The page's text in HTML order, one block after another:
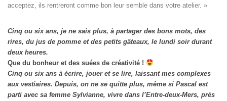
acceptez, ils rentreront comme bon leur semble dans votre atelier. »
Cinq ou six ans, je ne sais plus, à partager des bons mots, des
rires, du jus de pomme et des petits gâteaux, le lundi soir durant
deux heures.
Que du bonheur et des suées de créativité !
Cinq ou six ans à écrire, jouer et se lire, laissant mes complexes
aux vestiaires. Depuis, on ne se quitte plus, même si Pascal est
parti avec sa femme Sylvianne, vivre dans l’Entre-deux-Mers, près